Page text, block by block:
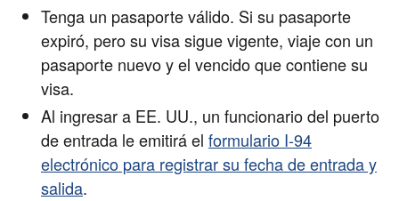
Tenga un pasaporte válido. Si su pasaporte
expiró, pero su visa sigue vigente, viaje con un
pasaporte nuevo y el vencido que contiene su
visa.
Al ingresar a EE. UU., un funcionario del puerto
de entrada le emitirá el formulario I-94
electrónico para registrar su fecha de entrada y
salida.